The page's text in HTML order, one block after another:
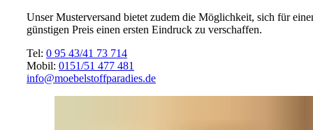
Unser Musterversand bietet zudem die Möglichkeit, sich für
günstigen Preis einen ersten Eindruck zu verschaffen.
Tel: 0 95 43/41 73 714
Mobil: 0151/51 477 481
info@moebelstoffparadies.de